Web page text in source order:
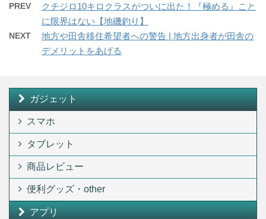
PREV
クチジロ10キロクラスがついに出た！『極める』こと
に限界はない【地磯釣り】
NEXT
地方や田舎移住希望者への警告 | 地方出身者が田舎の
デメリットをあげる
ガジェット
スマホ
タブレット
商品レビュー
便利グッズ・other
アプリ